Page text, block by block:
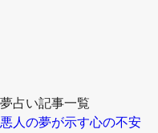
夢占い記事一覧
悪人の夢が示す心の不安